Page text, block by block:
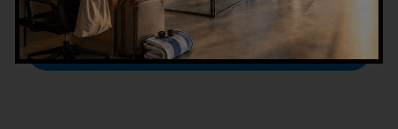
Invia richiesta